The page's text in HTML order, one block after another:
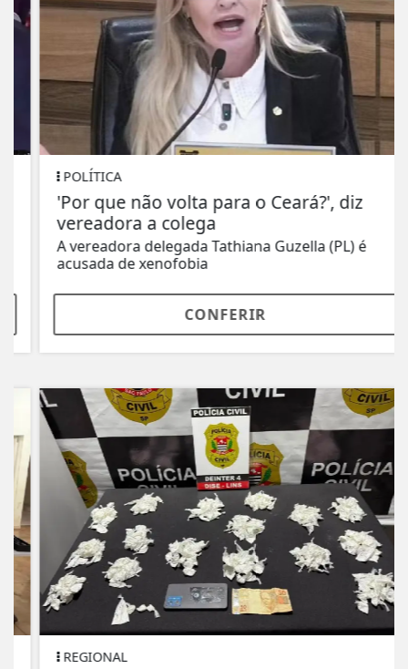
POLÍTICA
'Por que não volta para o Ceará?', diz
vereadora a colega
A vereadora delegada Tathiana Guzella (PL) é
acusada de xenofobia
CONFERIR
REGIONAL